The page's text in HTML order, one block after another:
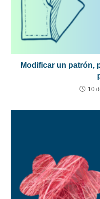
Modificar un patrón,
10